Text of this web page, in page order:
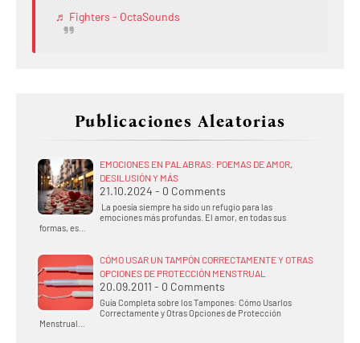
♬ Fighters - OctaSounds
Publicaciones Aleatorias
EMOCIONES EN PALABRAS: POEMAS DE AMOR,
DESILUSIÓN Y MÁS
21.10.2024 - 0 Comments
La poesía siempre ha sido un refugio para las
emociones más profundas. El amor, en todas sus
formas, es…
CÓMO USAR UN TAMPÓN CORRECTAMENTE Y OTRAS
OPCIONES DE PROTECCIÓN MENSTRUAL
20.09.2011 - 0 Comments
Guía Completa sobre los Tampones: Cómo Usarlos
Correctamente y Otras Opciones de Protección
Menstrual…